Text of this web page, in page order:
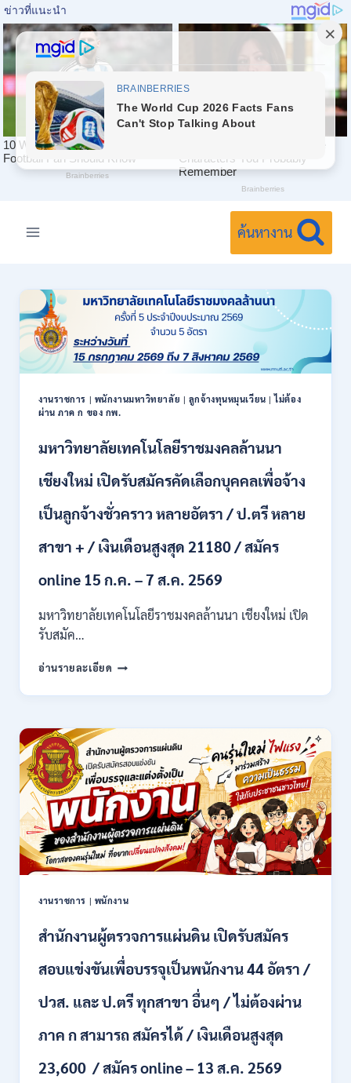
ค้นหางาน
งานราชการ | พนักงานมหาวิทยาลัย | ลูกจ้างทุนหมุนเวียน |ไม่ต้อง
ผ่าน ภาค ก ของ กพ.
มหาวิทยาลัยเทคโนโลยีราชมงคลล้านนา
เชียงใหม่ เปิดรับสมัครคัดเลือกบุคคลเพื่อจ้าง
เป็นลูกจ้างชั่วคราว หลายอัตรา / ป.ตรี หลาย
สาขา + / เงินเดือนสูงสุด 21180 / สมัคร
online 15 ก.ค. – 7 ส.ค. 2569
มหาวิทยาลัยเทคโนโลยีราชมงคลล้านนา เชียงใหม่ เปิด
รับสมัค…
อ่านรายละเอียด มหาวิทยาลัย
ราช
ล้าน
เชียงใหม่
เปิด
รับ
สมัคร
คัด
เลือก
บุคคล
เพื่อ
เป็น
ชั่วคราว
หลาย
อัตรา
/
ป.ตรี
หลาย
+
เงิน
งานราชการ | พนักงาน
สำนักงานผู้ตรวจการแผ่นดิน เปิดรับสมัคร
สอบแข่งขันเพื่อบรรจุเป็นพนักงาน 44 อัตรา /
ปวส. และ ป.ตรี ทุกสาขา อื่นๆ / ไม่ต้องผ่าน
ภาค ก สามารถ สมัครได้ / เงินเดือนสูงสุด
23,600 / สมัคร online – 13 ส.ค. 2569